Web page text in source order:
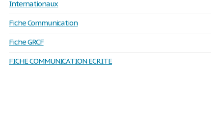
Internationaux
Fiche Communication
Fiche GRCF
FICHE COMMUNICATION ECRITE